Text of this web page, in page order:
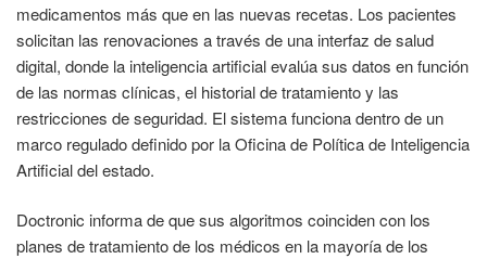
medicamentos más que en las nuevas recetas. Los pacientes
solicitan las renovaciones a través de una interfaz de salud
digital, donde la inteligencia artificial evalúa sus datos en función
de las normas clínicas, el historial de tratamiento y las
restricciones de seguridad. El sistema funciona dentro de un
marco regulado definido por la Oficina de Política de Inteligencia
Artificial del estado.
Doctronic informa de que sus algoritmos coinciden con los
planes de tratamiento de los médicos en la mayoría de los